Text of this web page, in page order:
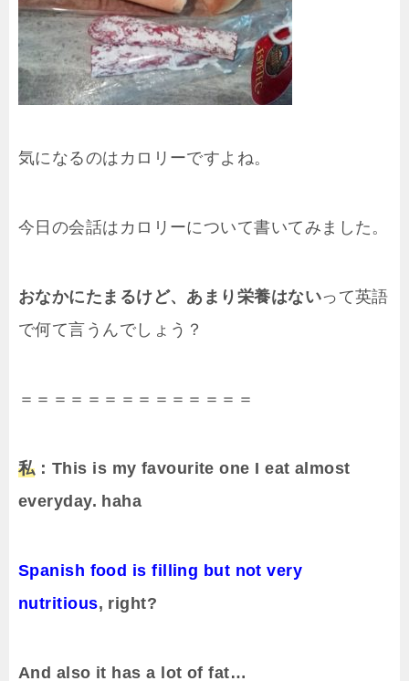
気になるのはカロリーですよね。
今日の会話はカロリーについて書いてみました。
おなかにたまるけど、あまり栄養はないって英語
で何て言うんでしょう？
＝＝＝＝＝＝＝＝＝＝＝＝＝＝
私：This is my favourite one I eat almost
everyday. haha
Spanish food is filling but not very
nutritious, right?
And also it has a lot of fat…